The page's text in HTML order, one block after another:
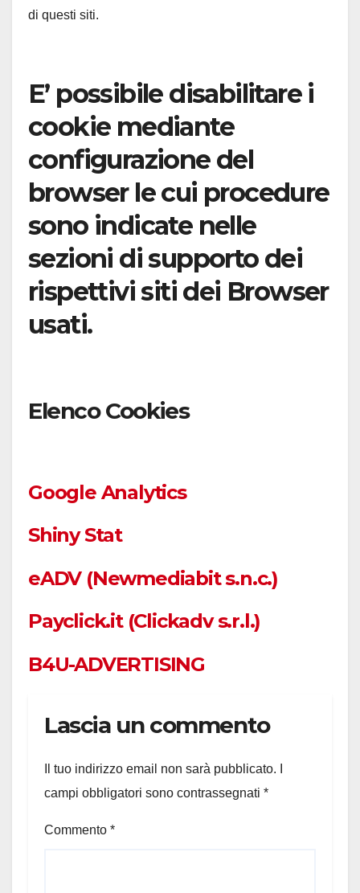
di questi siti.
E’ possibile disabilitare i
cookie mediante
configurazione del
browser le cui procedure
sono indicate nelle
sezioni di supporto dei
rispettivi siti dei Browser
usati.
Elenco Cookies
Google Analytics
Shiny Stat
eADV (Newmediabit s.n.c.)
Payclick.it (Clickadv s.r.l.)
B4U-ADVERTISING
Lascia un commento
Il tuo indirizzo email non sarà pubblicato.
campi obbligatori sono contrassegnati *
Commento *